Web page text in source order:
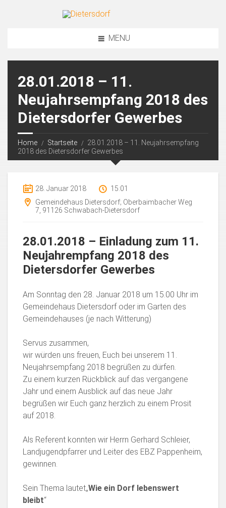
MENU
28.01.2018 – 11.
Neujahrsempfang 2018 des
Dietersdorfer Gewerbes
Home Startseite
28.01.2018 – 11. Neujahrsempfang
2018 des Dietersdorfer Gewerbes
28. Januar 2018
15:01
Gemeindehaus Dietersdorf; Oberbaimbacher Weg
7, 91126 Schwabach-Dietersdorf
28.01.2018 – Einladung zum 11.
Neujahrempfang 2018 des
Dietersdorfer Gewerbes
Am Sonntag den 28. Januar 2018 um 15.00 Uhr im
Gemeindehaus Dietersdorf oder im Garten des
Gemeindehauses (je nach Witterung)
Servus zusammen,
wir würden uns freuen, Euch bei unserem 11.
Neujahrsempfang 2018 begrüßen zu dürfen.
Zu einem kurzen Rückblick auf das vergangene
Jahr und einem Ausblick auf das neue Jahr
begrüßen wir Euch ganz herzlich zu einem Prosit
auf 2018.
Als Referent konnten wir Herrn Gerhard Schleier,
Landjugendpfarrer und Leiter des EBZ Pappenheim,
gewinnen.
Sein Thema lautet„Wie ein Dorf lebenswert
bleibt“